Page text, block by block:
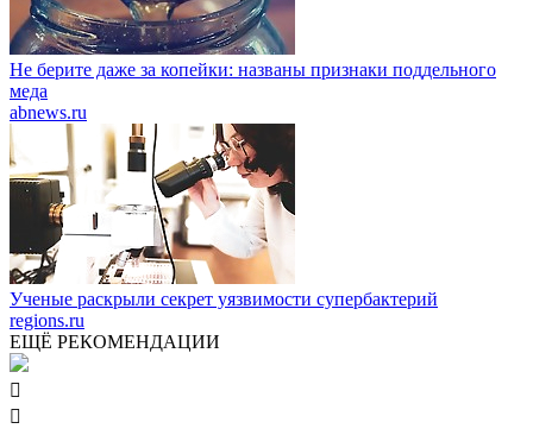
Не берите даже за копейки: названы признаки поддельного
меда
abnews.ru
Ученые раскрыли секрет уязвимости супербактерий
regions.ru
ЕЩЁ РЕКОМЕНДАЦИИ

